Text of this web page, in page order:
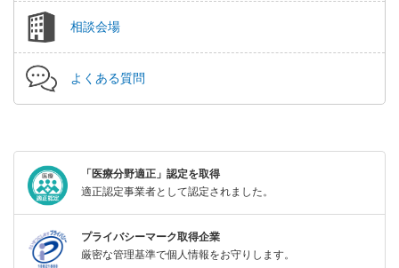
相談会場
よくある質問
「医療分野適正」認定を取得
適正認定事業者として認定されました。
プライバシーマーク取得企業
厳密な管理基準で個人情報をお守りします。